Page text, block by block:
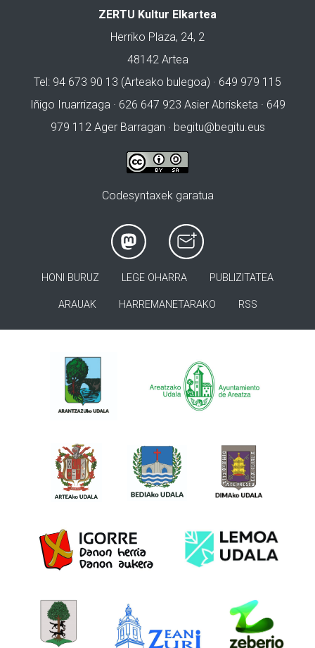
ZERTU Kultur Elkartea
Herriko Plaza, 24, 2
48142 Artea
Tel: 94 673 90 13 (Arteako bulegoa) · 649 979 115
Iñigo Iruarrizaga · 626 647 923 Asier Abrisketa · 649
979 112 Ager Barragan · begitu@begitu.eus
Codesyntaxek garatua
HONI BURUZ LEGE OHARRA PUBLIZITATEA
ARAUAK HARREMANETARAKO RSS